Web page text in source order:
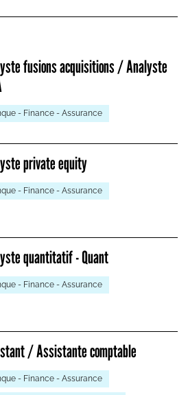
fusions acquisitions / Analyste
- Finance - Assurance
private equity
- Finance - Assurance
quantitatif - Quant
- Finance - Assurance
/ Assistante comptable
- Finance - Assurance